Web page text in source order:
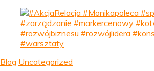
Blog Uncategorized